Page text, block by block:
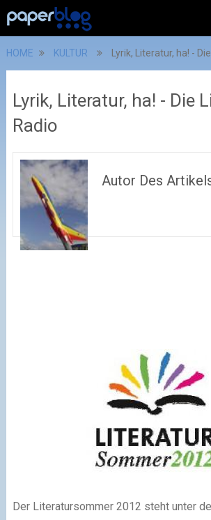
HOME KULTUR Lyrik, Literatur, ha! -
Lyrik, Literatur, ha! - Die
Radio
Autor Des
Der Literatursommer 2012 steht unter